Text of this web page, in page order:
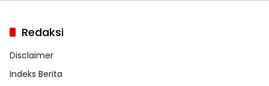
Redaksi
Disclaimer
Indeks Berita